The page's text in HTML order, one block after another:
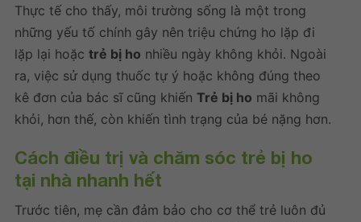
Thực tế cho thấy, môi trường sống là một trong
những yếu tố chính gây nên triệu chứng ho lặp đi
lặp lại hoặc trẻ bị ho nhiều ngày không khỏi. Ngoài
ra, việc sử dụng thuốc tự ý hoặc không đúng theo
kê đơn của bác sĩ cũng khiến Trẻ bị ho mãi không
khỏi, hơn thế, còn khiến tình trạng của bé nặng hơn.
Cách điều trị và chăm sóc trẻ bị ho
tại nhà nhanh hết
Trước tiên, mẹ cần đảm bảo cho cơ thể trẻ luôn đủ